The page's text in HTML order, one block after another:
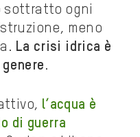
sottratto ogni
meno
La crisi idrica è
.
l’acqua è
di guerra